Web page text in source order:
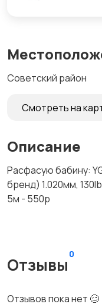
Советский район
Смотреть на
Описание
Расфасую бабину:
бренд) 1.020мм,
5м - 550р
Отзывы
0
Отзывов пока нет 🥴